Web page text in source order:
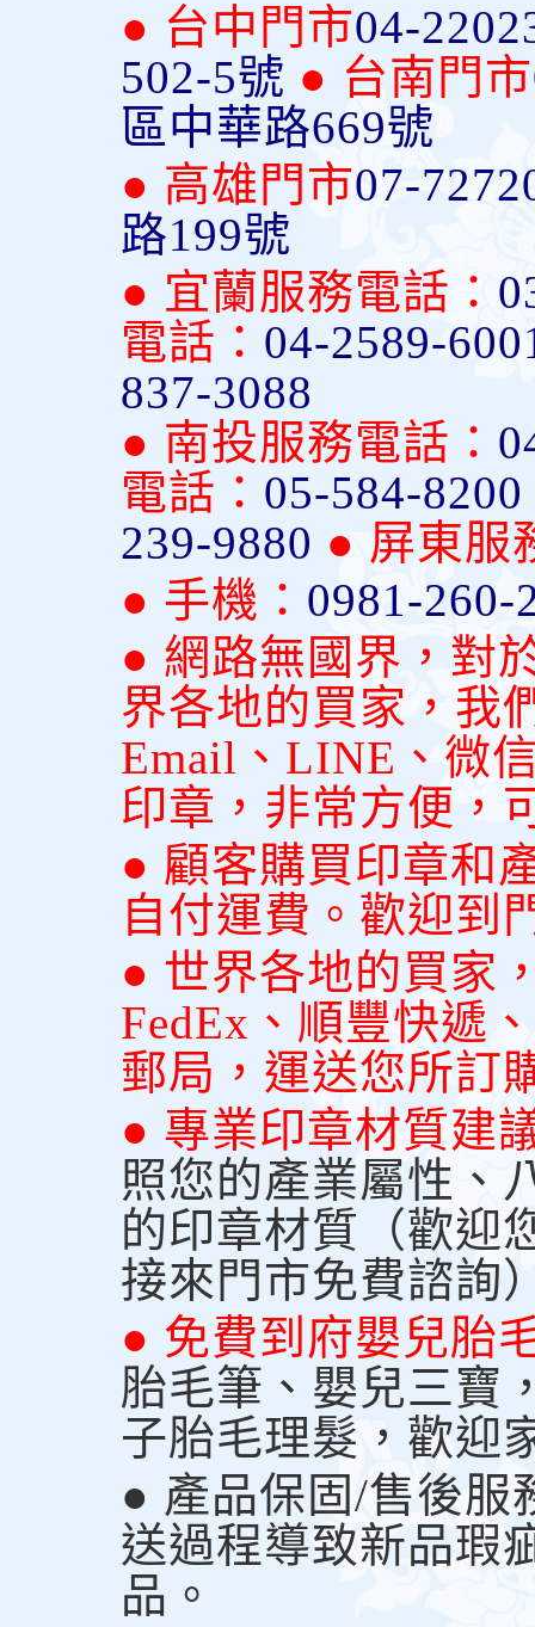
● 台中門市04-
502-5號 ● 台南門市
區中華路669號
● 高雄門市07-
路199號
● 宜蘭服務電話：
電話： 04-2589-
837-3088
● 南投服務電話：
電話： 05-584-8200
239-9880 ● 屏東服
● 手機： 0981-260-
● 網路無國界，對
界各地的買家，我
Email、LINE、微
印章，非常方便，
● 顧客購買印章和
自付運費。歡迎到
● 世界各地的買家
FedEx、順豐快遞
郵局，運送您所訂
● 專業印章材質建
照您的產業屬性、
的印章材質（歡迎
接來門市免費諮詢
● 免費到府嬰兒胎
胎毛筆、嬰兒三寶
子胎毛理髮，歡迎
● 產品保固/售後服
送過程導致新品瑕
品。